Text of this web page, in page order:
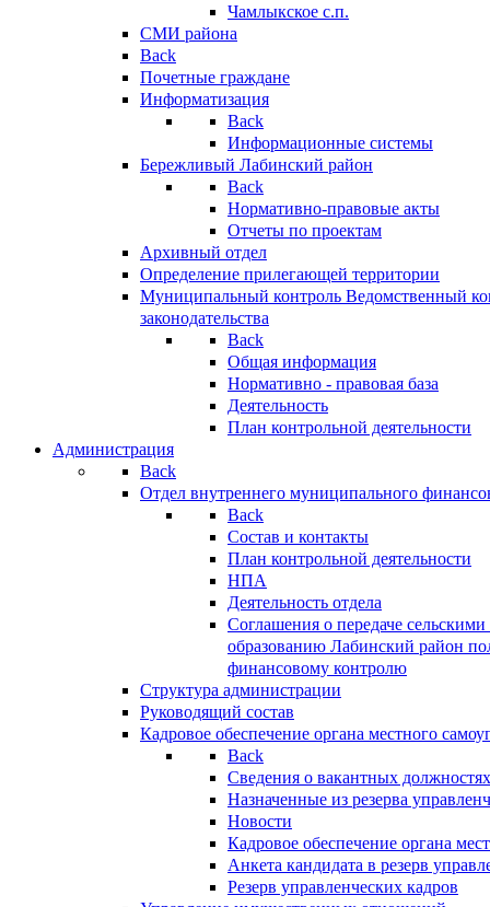
Чамлыкское с.п.
СМИ района
Back
Почетные граждане
Информатизация
Back
Информационные системы
Бережливый Лабинский район
Back
Нормативно-правовые акты
Отчеты по проектам
Архивный отдел
Определение прилегающей территории
Муниципальный контроль Ведомственный
законодательства
Back
Общая информация
Нормативно - правовая база
Деятельность
План контрольной деятельности
Администрация
Back
Отдел внутреннего муниципального
Back
Состав и контакты
План контрольной деятельности
НПА
Деятельность отдела
Соглашения о передаче
образованию Лабинский район
финансовому контролю
Структура администрации
Руководящий состав
Кадровое обеспечение органа местного
Back
Сведения о вакантных
Назначенные из резерва
Новости
Кадровое обеспечение органа
Анкета кандидата в резерв
Резерв управленческих кадров